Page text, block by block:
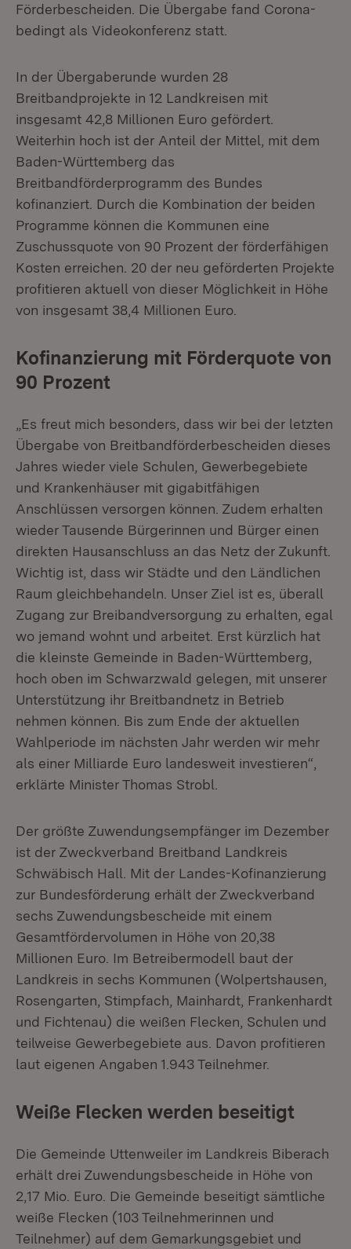
Förderbescheiden. Die Übergabe fand Corona-
bedingt als Videokonferenz statt.
In der Übergaberunde wurden 28
Breitbandprojekte in 12 Landkreisen mit
insgesamt 42,8 Millionen Euro gefördert.
Weiterhin hoch ist der Anteil der Mittel, mit dem
Baden-Württemberg das
Breitbandförderprogramm des Bundes
kofinanziert. Durch die Kombination der beiden
Programme können die Kommunen eine
Zuschussquote von 90 Prozent der förderfähigen
Kosten erreichen. 20 der neu geförderten Projekte
profitieren aktuell von dieser Möglichkeit in Höhe
von insgesamt 38,4 Millionen Euro.
Kofinanzierung mit Förderquote von
90 Prozent
„Es freut mich besonders, dass wir bei der letzten
Übergabe von Breitbandförderbescheiden dieses
Jahres wieder viele Schulen, Gewerbegebiete
und Krankenhäuser mit gigabitfähigen
Anschlüssen versorgen können. Zudem erhalten
wieder Tausende Bürgerinnen und Bürger einen
direkten Hausanschluss an das Netz der Zukunft.
Wichtig ist, dass wir Städte und den Ländlichen
Raum gleichbehandeln. Unser Ziel ist es, überall
Zugang zur Breibandversorgung zu erhalten, egal
wo jemand wohnt und arbeitet. Erst kürzlich hat
die kleinste Gemeinde in Baden-Württemberg,
hoch oben im Schwarzwald gelegen, mit unserer
Unterstützung ihr Breitbandnetz in Betrieb
nehmen können. Bis zum Ende der aktuellen
Wahlperiode im nächsten Jahr werden wir mehr
als einer Milliarde Euro landesweit investieren“,
erklärte Minister Thomas Strobl.
Der größte Zuwendungsempfänger im Dezember
ist der Zweckverband Breitband Landkreis
Schwäbisch Hall. Mit der Landes-Kofinanzierung
zur Bundesförderung erhält der Zweckverband
sechs Zuwendungsbescheide mit einem
Gesamtfördervolumen in Höhe von 20,38
Millionen Euro. Im Betreibermodell baut der
Landkreis in sechs Kommunen (Wolpertshausen,
Rosengarten, Stimpfach, Mainhardt, Frankenhardt
und Fichtenau) die weißen Flecken, Schulen und
teilweise Gewerbegebiete aus. Davon profitieren
laut eigenen Angaben 1.943 Teilnehmer.
Weiße Flecken werden beseitigt
Die Gemeinde Uttenweiler im Landkreis Biberach
erhält drei Zuwendungsbescheide in Höhe von
2,17 Mio. Euro. Die Gemeinde beseitigt sämtliche
weiße Flecken (103 Teilnehmerinnen und
Teilnehmer) auf dem Gemarkungsgebiet und